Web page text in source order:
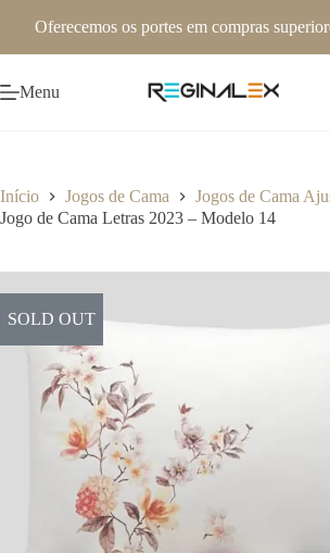
Oferecemos os portes em compras
Menu
Início Jogos de Cama
Jogos de Cama
Jogo de Cama Letras 2023 – Modelo 14
SOLD OUT